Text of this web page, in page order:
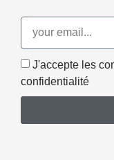
J'accepte les
confidentialité